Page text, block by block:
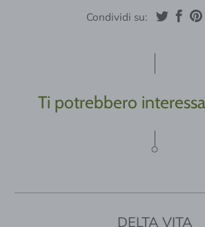
Condividi su:
Ti potrebbero
DELTA VITA